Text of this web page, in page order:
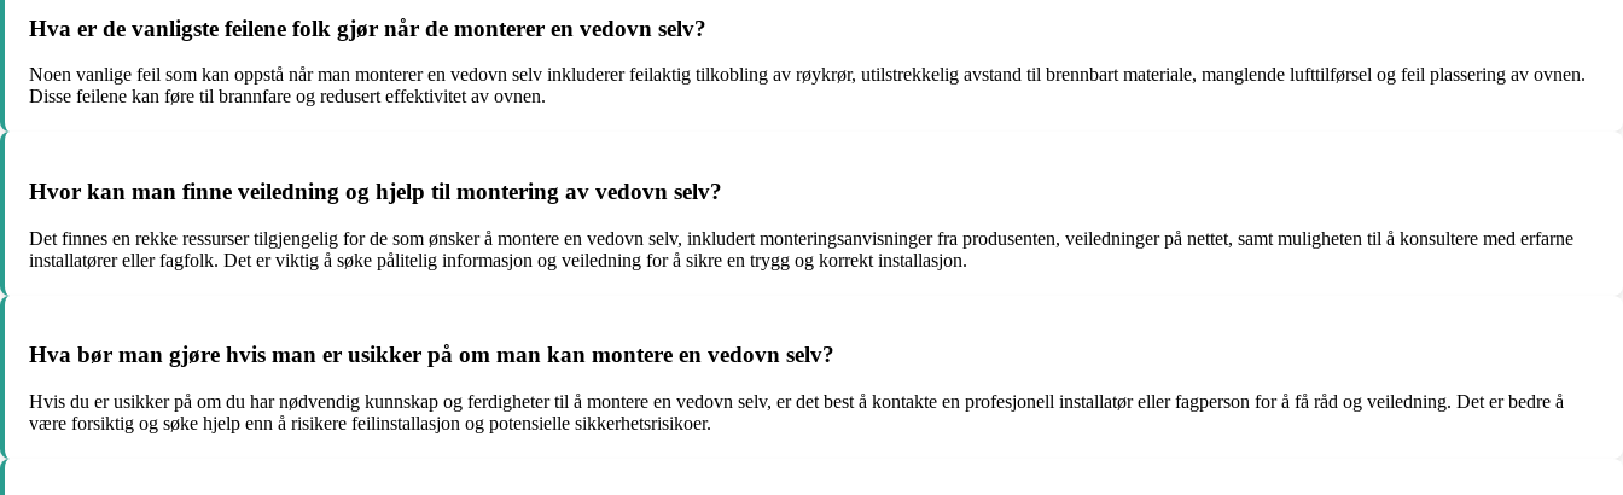
Hva er de vanligste feilene folk gjør når de monterer en vedovn selv?
Noen vanlige feil som kan oppstå når man monterer en vedovn selv inkluderer feilaktig tilkobling av røykrør, utilstrekkelig avstand til brennbart materiale, manglende lufttilførsel og feil plassering av ovnen.
Disse feilene kan føre til brannfare og redusert effektivitet av ovnen.
Hvor kan man finne veiledning og hjelp til montering av vedovn selv?
Det finnes en rekke ressurser tilgjengelig for de som ønsker å montere en vedovn selv, inkludert monteringsanvisninger fra produsenten, veiledninger på nettet, samt muligheten til å konsultere med erfarne
installatører eller fagfolk. Det er viktig å søke pålitelig informasjon og veiledning for å sikre en trygg og korrekt installasjon.
Hva bør man gjøre hvis man er usikker på om man kan montere en vedovn selv?
Hvis du er usikker på om du har nødvendig kunnskap og ferdigheter til å montere en vedovn selv, er det best å kontakte en profesjonell installatør eller fagperson for å få råd og veiledning. Det er bedre å
være forsiktig og søke hjelp enn å risikere feilinstallasjon og potensielle sikkerhetsrisikoer.